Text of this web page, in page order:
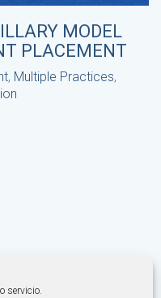
servicio.
MODEL
PLACEMENT
, Multiple Practices,